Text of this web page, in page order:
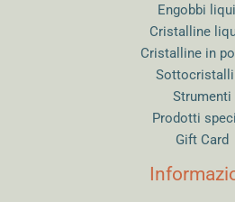
Engobbi
Cristalline
Cristalline in
Strumenti
Prodotti
Gift Card